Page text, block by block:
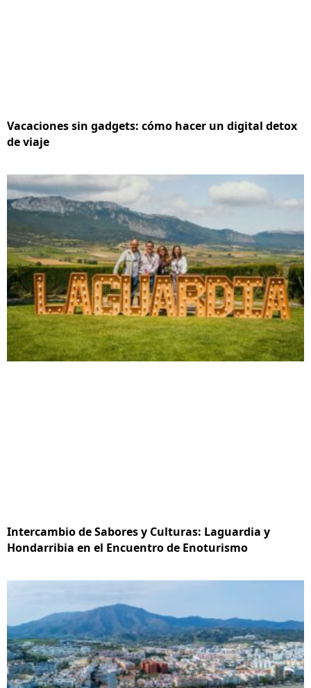
Vacaciones sin gadgets: cómo hacer un digital detox
de viaje
Intercambio de Sabores y Culturas: Laguardia y
Hondarribia en el Encuentro de Enoturismo